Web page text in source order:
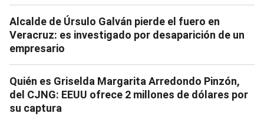
Alcalde de Úrsulo Galván pierde el fuero en
Veracruz: es investigado por desaparición de un
empresario
Quién es Griselda Margarita Arredondo Pinzón,
del CJNG: EEUU ofrece 2 millones de dólares por
su captura